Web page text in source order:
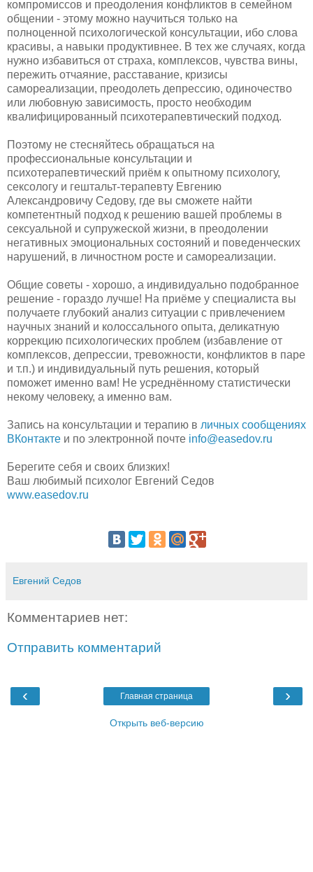
компромиссов и преодоления конфликтов в семейном
общении - этому можно научиться только на
полноценной психологической консультации, ибо слова
красивы, а навыки продуктивнее. В тех же случаях, когда
нужно избавиться от страха, комплексов, чувства вины,
пережить отчаяние, расставание, кризисы
самореализации, преодолеть депрессию, одиночество
или любовную зависимость, просто необходим
квалифицированный психотерапевтический подход.
Поэтому не стесняйтесь обращаться на
профессиональные консультации и
психотерапевтический приём к опытному психологу,
сексологу и гештальт-терапевту Евгению
Александровичу Седову, где вы сможете найти
компетентный подход к решению вашей проблемы в
сексуальной и супружеской жизни, в преодолении
негативных эмоциональных состояний и поведенческих
нарушений, в личностном росте и самореализации.
Общие советы - хорошо, а индивидуально подобранное
решение - гораздо лучше! На приёме у специалиста вы
получаете глубокий анализ ситуации с привлечением
научных знаний и колоссального опыта, деликатную
коррекцию психологических проблем (избавление от
комплексов, депрессии, тревожности, конфликтов в паре
и т.п.) и индивидуальный путь решения, который
поможет именно вам! Не усреднённому статистически
некому человеку, а именно вам.
Запись на консультации и терапию в личных сообщениях
ВКонтакте и по электронной почте info@easedov.ru
Берегите себя и своих близких!
Ваш любимый психолог Евгений Седов
www.easedov.ru
Евгений Седов
Комментариев нет:
Отправить комментарий
‹ ›
Главная страница
Открыть веб-версию